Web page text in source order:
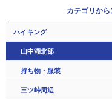
カテゴリから
ハイキング
山中湖北部
持ち物・服装
三ツ峠周辺